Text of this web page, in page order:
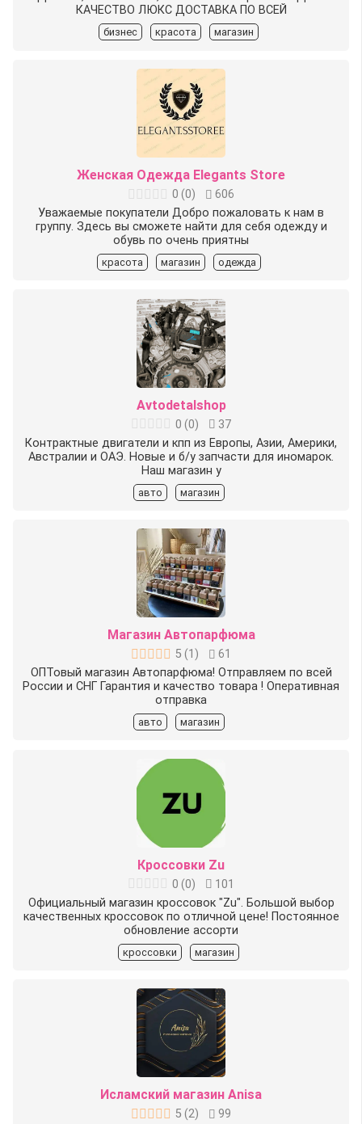
КАЧЕСТВО ЛЮКС ДОСТАВКА ПО ВСЕЙ
бизнес красота магазин
Женская Одежда Elegants Store
0 (0)
606
Уважаемые покупатели️ Добро пожаловать к нам в
группу. Здесь вы сможете найти для себя одежду и
обувь по очень приятны
красота магазин одежда
Avtodetalshop
0 (0)
37
Контрактные двигатели и кпп из Европы, Азии, Америки,
Австралии и ОАЭ. Новые и б/у запчасти для иномарок.
Наш магазин у
авто магазин
Магазин Автопарфюма
5 (1 )
61
ОПТовый магазин Автопарфюма! Отправляем по всей
России и СНГ Гарантия и качество товара ! Оперативная
отправка
авто магазин
Кроссовки Zu
0 (0)
101
Официальный магазин кроссовок "Zu". Большой выбор
качественных кроссовок по отличной цене! Постоянное
обновление ассорти
кроссовки магазин
Исламский магазин Anisa
5 (2)
99